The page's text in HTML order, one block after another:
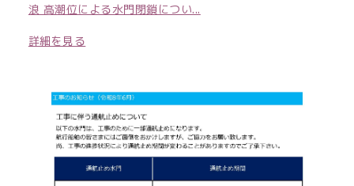
浪 高潮位による水門閉鎖につい...
詳細を見る